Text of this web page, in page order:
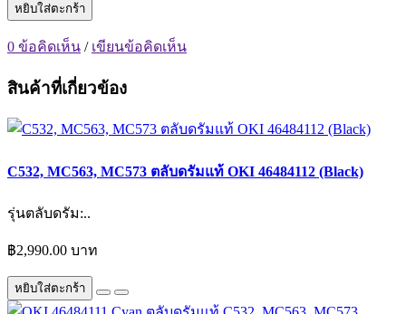
หยิบใส่ตะกร้า
0 ข้อคิดเห็น / เขียนข้อคิดเห็น
สินค้าที่เกี่ยวข้อง
C532, MC563, MC573 ตลับดรัมแท้ OKI 46484112 (Black)
รุ่นตลับดรัม:..
฿2,990.00 บาท
หยิบใส่ตะกร้า